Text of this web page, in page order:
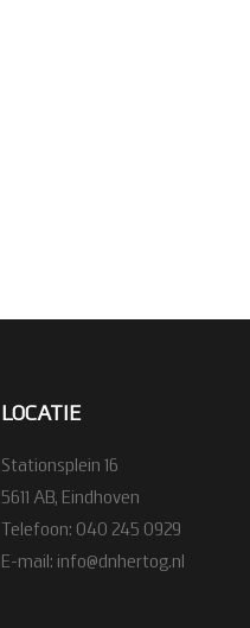
LOCATIE
Stationsplein 16
5611 AB, Eindhoven
Telefoon: 040 245 0929
E-mail: info@dnhertog.nl